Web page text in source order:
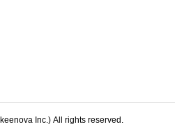
Inc.) All rights reserved.